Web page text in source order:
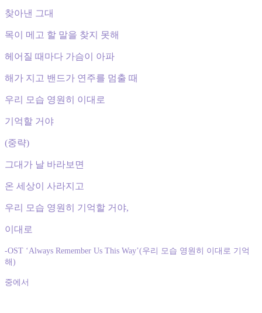
찾아낸 그대
목이 메고 할 말을 찾지 못해
헤어질 때마다 가슴이 아파
해가 지고 밴드가 연주를 멈출 때
우리 모습 영원히 이대로
기억할 거야
(중략)
그대가 날 바라보면
온 세상이 사라지고
우리 모습 영원히 기억할 거야,
이대로
-OST ‘Always Remember Us This Way’(우리 모습 영원히 이대로 기억
해)
중에서